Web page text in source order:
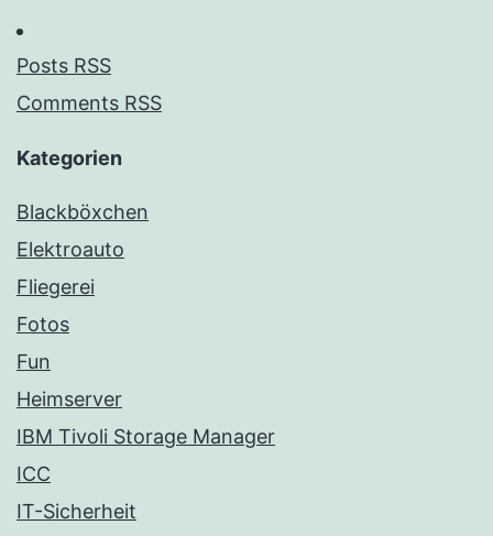
Posts RSS
Comments RSS
Kategorien
Blackböxchen
Elektroauto
Fliegerei
Fotos
Fun
Heimserver
IBM Tivoli Storage Manager
ICC
IT-Sicherheit